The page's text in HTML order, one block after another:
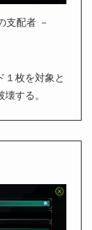
支配者 －
枚を対象と
する。